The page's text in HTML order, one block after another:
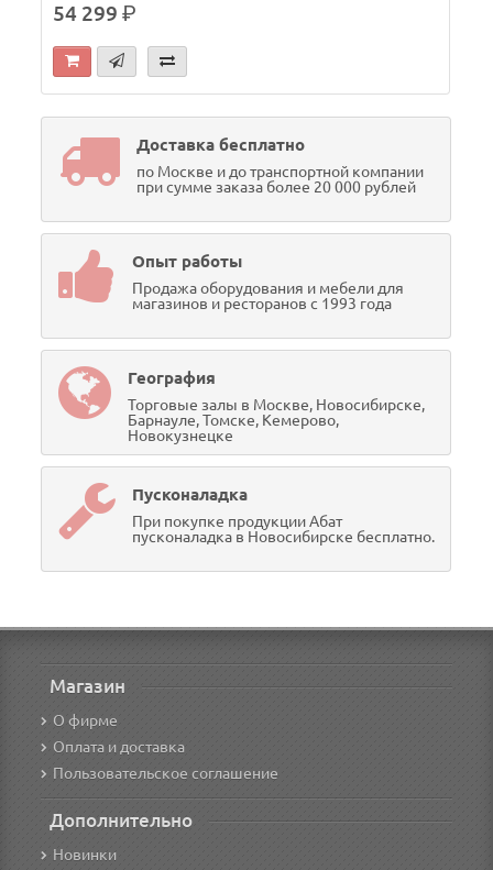
54 299р.
Доставка бесплатно
по Москве и до транспортной компании
при сумме заказа более 20 000 рублей
Опыт работы
Продажа оборудования и мебели для
магазинов и ресторанов с 1993 года
География
Торговые залы в Москве, Новосибирске,
Барнауле, Томске, Кемерово,
Новокузнецке
Пусконаладка
При покупке продукции Абат
пусконаладка в Новосибирске бесплатно.
Магазин
О фирме
Оплата и доставка
Пользовательское соглашение
Дополнительно
Новинки